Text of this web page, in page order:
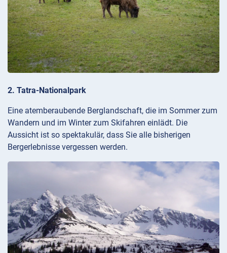
2. Tatra-Nationalpark
Eine atemberaubende Berglandschaft, die im Sommer zum
Wandern und im Winter zum Skifahren einlädt. Die
Aussicht ist so spektakulär, dass Sie alle bisherigen
Bergerlebnisse vergessen werden.